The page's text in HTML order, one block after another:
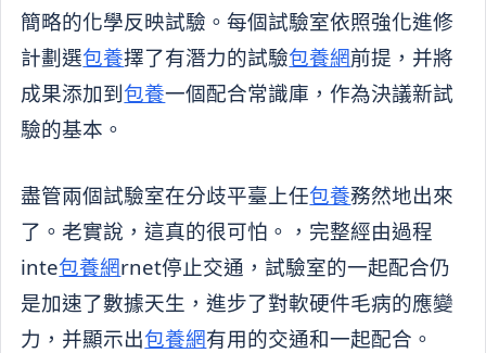
簡略的化學反映試驗。每個試驗室依照強化進修
計劃選包養擇了有潛力的試驗包養網前提，并將
成果添加到包養一個配合常識庫，作為決議新試
驗的基本。
盡管兩個試驗室在分歧平臺上任包養務然地出來
了。老實說，這真的很可怕。，完整經由過程
inte包養網rnet停止交通，試驗室的一起配合仍
是加速了數據天生，進步了對軟硬件毛病的應變
力，并顯示出包養網有用的交通和一起配合。